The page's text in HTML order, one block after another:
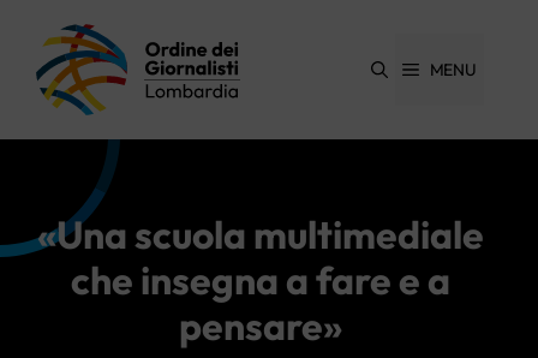
contenuto
MENU
«Una scuola multimediale
che insegna a fare e a
pensare»